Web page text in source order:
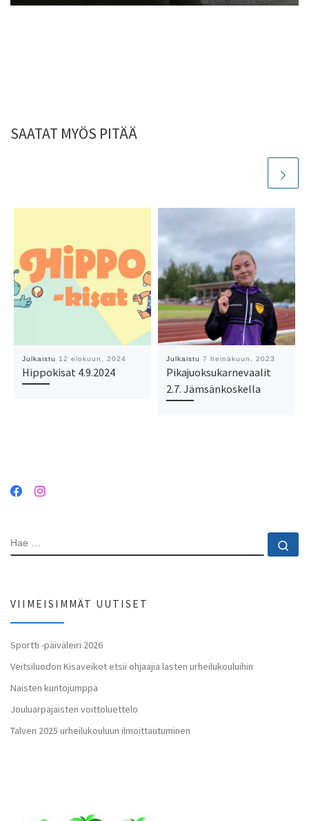
SAATAT MYÖS PITÄÄ
Julkaistu 12 elokuun, 2024
Hippokisat 4.9.2024
Julkaistu 7 heinäkuun, 2023
Pikajuoksukarnevaalit
2.7. Jämsänkoskella
HAE
VIIMEISIMMÄT UUTISET
Sportti -päiväleiri 2026
Veitsiluodon Kisaveikot etsii ohjaajia lasten urheilukouluihin
Naisten kuntojumppa
Jouluarpajaisten voittoluettelo
Talven 2025 urheilukouluun ilmoittautuminen